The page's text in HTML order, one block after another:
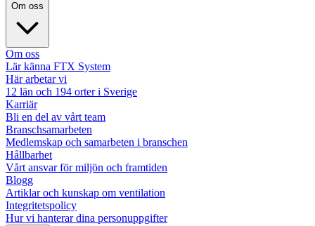
Om oss
Om oss
Lär känna FTX System
Här arbetar vi
12 län och 194 orter i Sverige
Karriär
Bli en del av vårt team
Branschsamarbeten
Medlemskap och samarbeten i branschen
Hållbarhet
Vårt ansvar för miljön och framtiden
Blogg
Artiklar och kunskap om ventilation
Integritetspolicy
Hur vi hanterar dina personuppgifter